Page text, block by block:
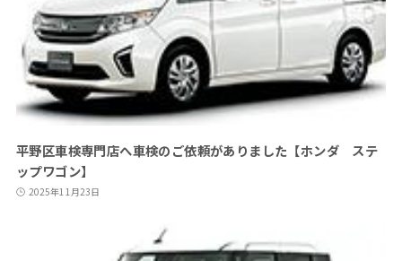
平野区車検専門店へ車検のご依頼がありました【ホンダ ステ
ップワゴン】
2025年11月23日